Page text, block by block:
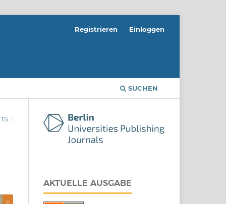
SUCHEN
Registrieren Einloggen
/
AKTUELLE AUSGABE